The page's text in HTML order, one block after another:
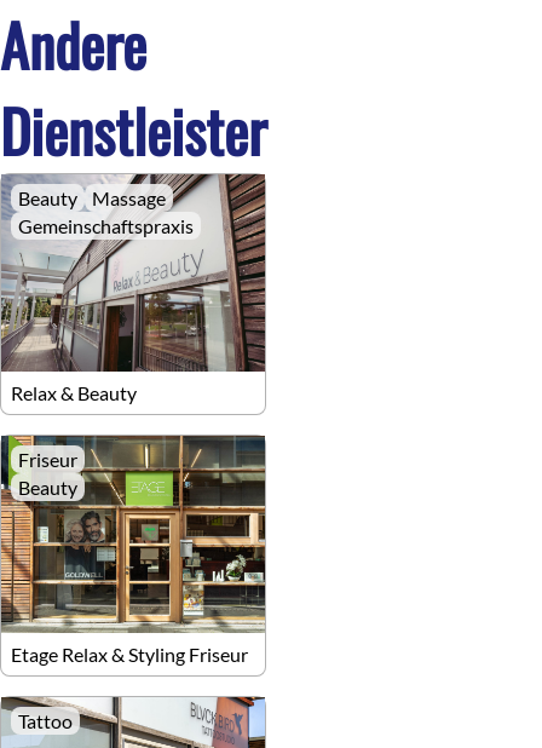
Andere
Dienstleister
Beauty
Massage
Gemeinschaftspraxis
Relax & Beauty
Friseur
Beauty
Etage Relax & Styling Friseur
Tattoo